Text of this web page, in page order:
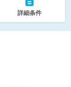
詳細条件